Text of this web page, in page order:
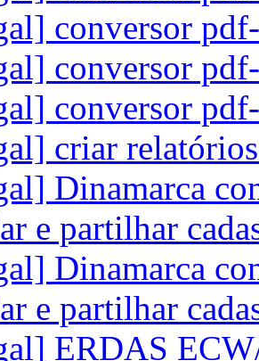
conversor
conversor
conversor
criar
Dinamarca
e partilhar
Dinamarca
e partilhar
ERDAS